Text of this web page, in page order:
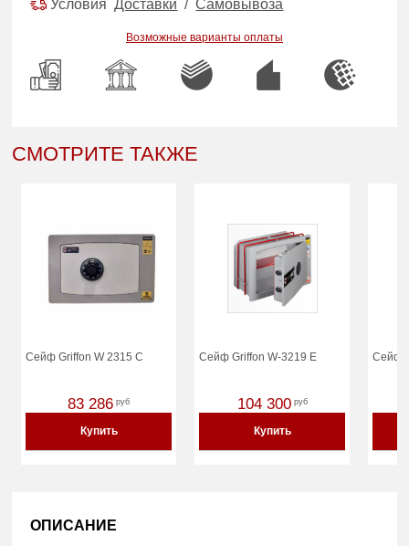
УсловияДоставки /Самовывоза
Возможные варианты оплаты
СМОТРИТЕ ТАКЖЕ
Сейф Griffon W 2315 С
83 286 руб
Купить
Сейф Griffon W-3219 E
104 300 руб
Купить
Сейф
ОПИСАНИЕ